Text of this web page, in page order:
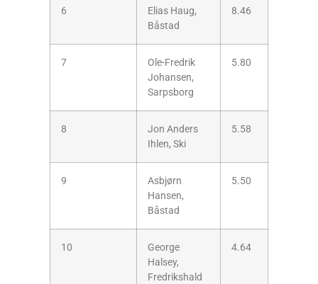
6
Elias Haug,
Båstad
8.46
7
Ole-Fredrik
Johansen,
Sarpsborg
5.80
8
Jon Anders
Ihlen, Ski
5.58
9
Asbjørn
Hansen,
Båstad
5.50
10
George
Halsey,
Fredrikshald
4.64